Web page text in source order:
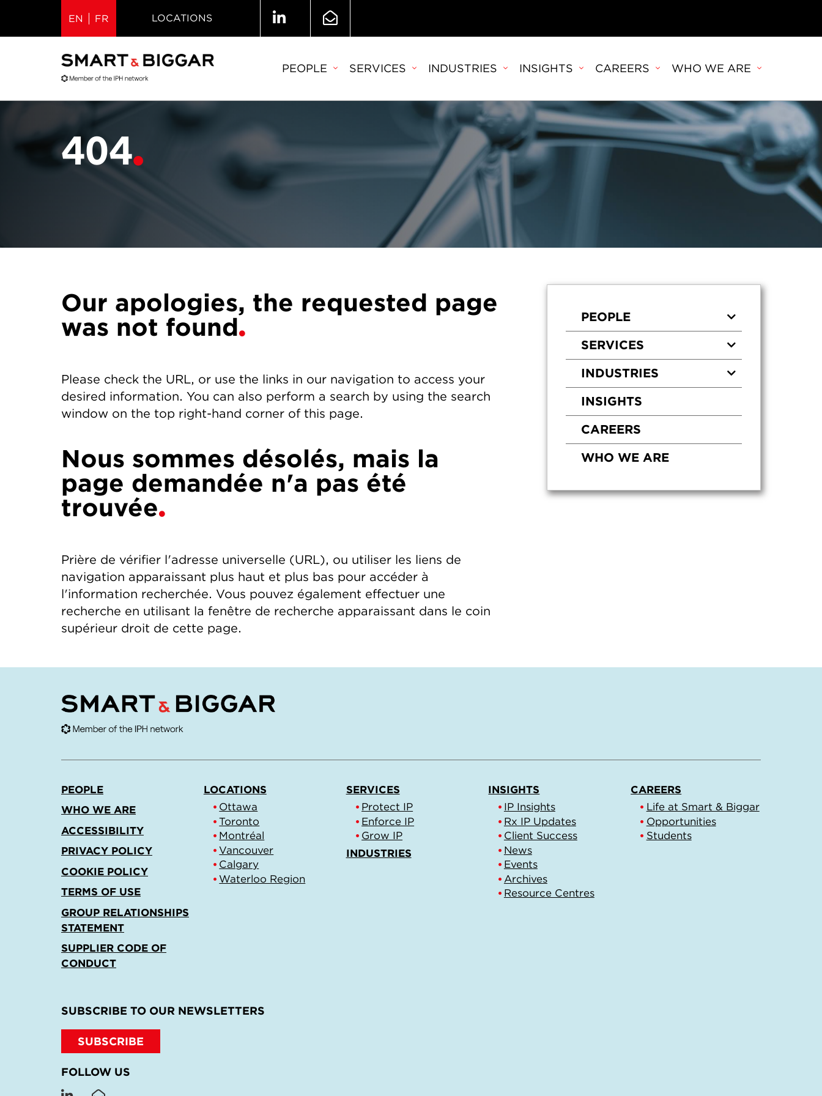
EN FR LOCATIONS
PEOPLE SERVICES INDUSTRIES INSIGHTS CAREERS WHO WE ARE
404
Our apologies, the requested page
was not found
Please check the URL, or use the links in our navigation to access your
desired information. You can also perform a search by using the search
window on the top right-hand corner of this page.
Nous sommes désolés, mais la
page demandée n'a pas été
trouvée
Prière de vérifier l'adresse universelle (URL), ou utiliser les liens de
navigation apparaissant plus haut et plus bas pour accéder à
l'information recherchée. Vous pouvez également effectuer une
recherche en utilisant la fenêtre de recherche apparaissant dans le coin
supérieur droit de cette page.
PEOPLE
SERVICES
INDUSTRIES
INSIGHTS
CAREERS
WHO WE ARE
PEOPLE
WHO WE ARE
ACCESSIBILITY
PRIVACY POLICY
COOKIE POLICY
TERMS OF USE
GROUP RELATIONSHIPS
STATEMENT
SUPPLIER CODE OF
CONDUCT
LOCATIONS
Ottawa
Toronto
Montréal
Vancouver
Calgary
Waterloo Region
SERVICES
Protect IP
Enforce IP
Grow IP
INDUSTRIES
INSIGHTS
IP Insights
Rx IP Updates
Client Success
News
Events
Archives
Resource Centres
CAREERS
Life at Smart & Biggar
Opportunities
Students
SUBSCRIBE TO OUR NEWSLETTERS
SUBSCRIBE
FOLLOW US